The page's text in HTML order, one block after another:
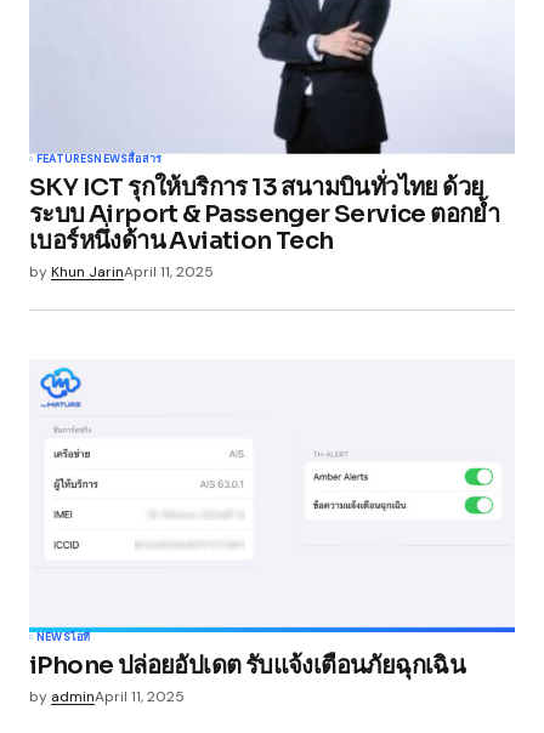
FEATURESNEWSสื่อสาร
SKY ICT รุกให้บริการ 13 สนามบินทั่วไทย ด้วย
ระบบ Airport & Passenger Service ตอกย้ำ
เบอร์หนึ่งด้าน Aviation Tech
byKhun JarinApril 11, 2025
NEWSไอที
iPhone ปล่อยอัปเดต รับแจ้งเตือนภัยฉุกเฉิน
by adminApril 11, 2025